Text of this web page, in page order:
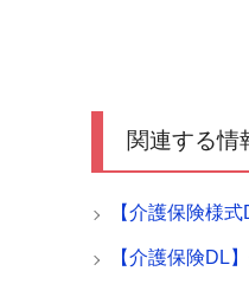
関連する情
【介護保険様
【介護保険DL